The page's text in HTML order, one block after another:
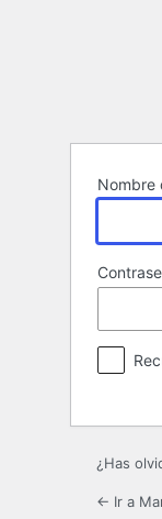
Nombre
¿Has
← Ir a